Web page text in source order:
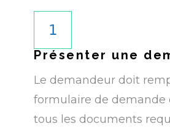
1
Présenter une
Le demandeur doit
formulaire de demande
tous les documents